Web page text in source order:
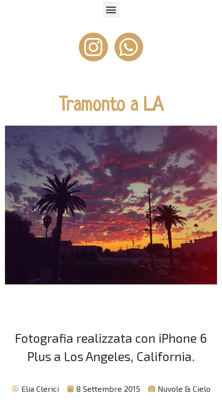
Tramonto a LA
Fotografia realizzata con iPhone 6
Plus a Los Angeles, California.
Elia Clerici 8 Settembre 2015 Nuvole & Cielo